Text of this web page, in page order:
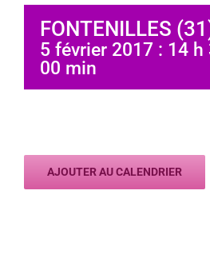
FONTENILLES
5 février 2017 : 14 h
00 min
AJOUTER AU CALENDRIER